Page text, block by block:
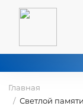
Главная
Светлой